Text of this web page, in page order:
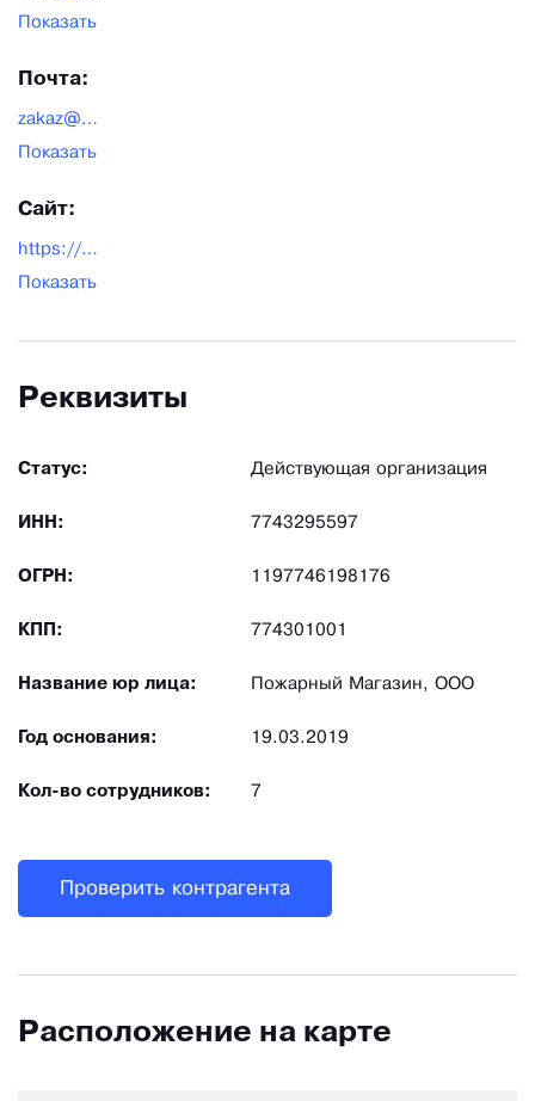
Показать
Почта:
zakaz@unfire-shop.ru
Показать
Сайт:
https://www.unfire-shop.ru/
Показать
Реквизиты
Статус: Действующая организация
ИНН: 7743295597
ОГРН: 1197746198176
КПП: 774301001
Название юр лица: Пожарный Магазин, ООО
Год основания: 19.03.2019
Кол-во сотрудников: 7
Проверить контрагента
Расположение на карте